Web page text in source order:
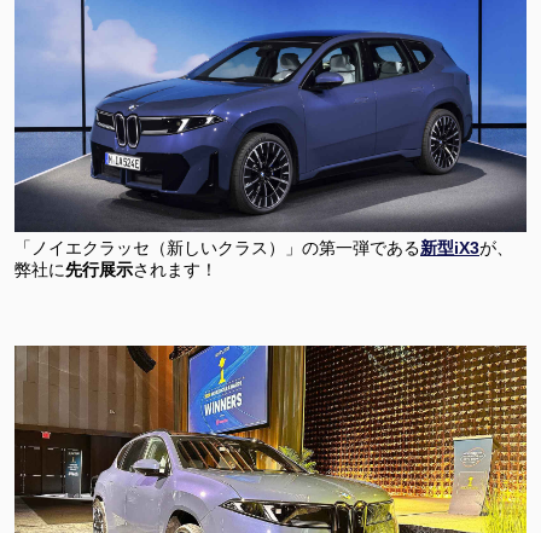
「ノイエクラッセ（新しいクラス）」の第一弾である新型iX3が、
弊社に先行展示されます！